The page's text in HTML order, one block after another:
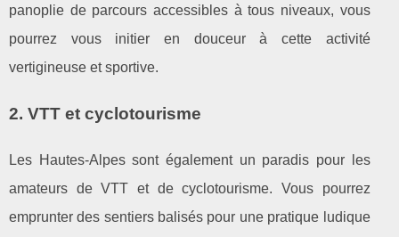
panoplie de parcours accessibles à tous niveaux, vous
pourrez vous initier en douceur à cette activité
vertigineuse et sportive.
2. VTT et cyclotourisme
Les Hautes-Alpes sont également un paradis pour les
amateurs de VTT et de cyclotourisme. Vous pourrez
emprunter des sentiers balisés pour une pratique ludique